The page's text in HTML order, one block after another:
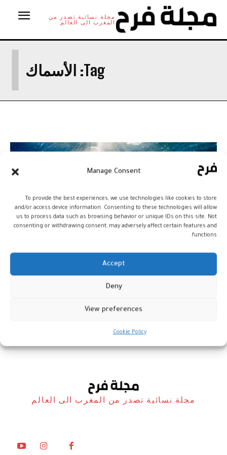
Manage Consent
To provide the best experiences, we use technologies like cookies to store
and/or access device information. Consenting to these technologies will allow
us to process data such as browsing behavior or unique IDs on this site. Not
consenting or withdrawing consent, may adversely affect certain features and
functions.
Accept
Deny
View preferences
Cookie Policy
مجلة نسائية تصدر من
المغرب الى العالم
Tag: الأسماك
دراسة: موجات الحر البحرية لا تؤثر
مجلة نسائية تصدر من المغرب الى العالم